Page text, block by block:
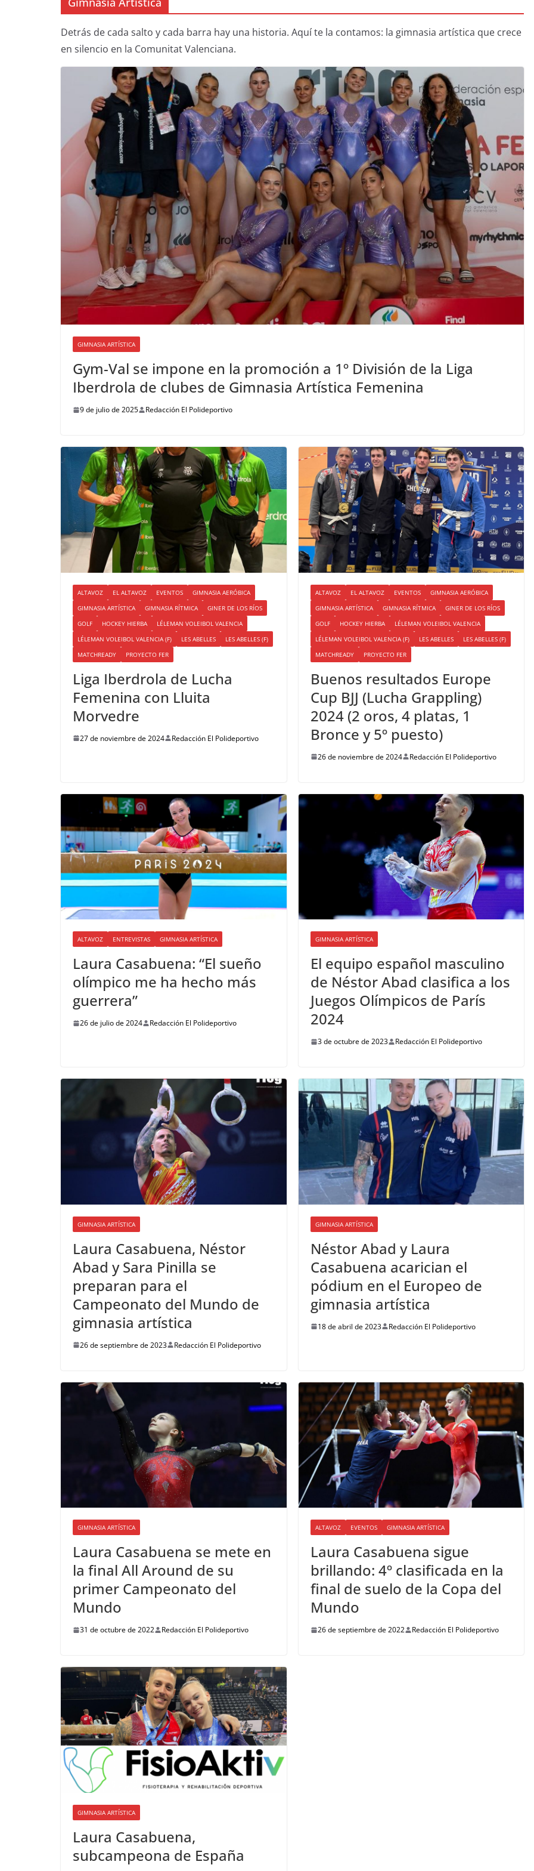
Detrás de cada salto y cada barra hay una historia. Aquí te la contamos: la gimnasia artística que crece
en silencio en la Comunitat Valenciana.
GIMNASIA ARTÍSTICA
Gym-Val se impone en la promoción a 1º División de la Liga
Iberdrola de clubes de Gimnasia Artística Femenina
9 de julio de 2025 Redacción El Polideportivo
ALTAVOZ EL ALTAVOZ EVENTOS
GIMNASIA AERÓBICA
GIMNASIA ARTÍSTICA
GIMNASIA RÍTMICA
GINER DE LOS RÍOS
GOLF
HOCKEY HIERBA
LÉLEMAN VOLEIBOL VALENCIA
LÉLEMAN VOLEIBOL VALENCIA (F)
LES ABELLES
LES ABELLES (F)
MATCHREADY
PROYECTO FER
Liga Iberdrola de Lucha
Femenina con Lluita
Morvedre
27 de noviembre de 2024 Redacción El Polideportivo
ALTAVOZ EL ALTAVOZ EVENTOS
GIMNASIA AERÓBICA
GIMNASIA ARTÍSTICA
GIMNASIA RÍTMICA
GINER DE LOS RÍOS
GOLF
HOCKEY HIERBA
LÉLEMAN VOLEIBOL VALENCIA
LÉLEMAN VOLEIBOL VALENCIA (F)
LES ABELLES
LES ABELLES (F)
MATCHREADY
PROYECTO FER
Buenos resultados Europe
Cup BJJ (Lucha Grappling)
2024 (2 oros, 4 platas, 1
Bronce y 5º puesto)
26 de noviembre de 2024 Redacción El Polideportivo
ALTAVOZ ENTREVISTAS GIMNASIA ARTÍSTICA
Laura Casabuena: “El sueño
olímpico me ha hecho más
guerrera”
26 de julio de 2024 Redacción El Polideportivo
GIMNASIA ARTÍSTICA
El equipo español masculino
de Néstor Abad clasifica a los
Juegos Olímpicos de París
2024
3 de octubre de 2023 Redacción El Polideportivo
GIMNASIA ARTÍSTICA
Laura Casabuena, Néstor
Abad y Sara Pinilla se
preparan para el
Campeonato del Mundo de
gimnasia artística
26 de septiembre de 2023 Redacción El Polideportivo
GIMNASIA ARTÍSTICA
Néstor Abad y Laura
Casabuena acarician el
pódium en el Europeo de
gimnasia artística
18 de abril de 2023 Redacción El Polideportivo
GIMNASIA ARTÍSTICA
Laura Casabuena se mete en
la final All Around de su
primer Campeonato del
Mundo
31 de octubre de 2022 Redacción El Polideportivo
ALTAVOZ EVENTOS GIMNASIA ARTÍSTICA
Laura Casabuena sigue
brillando: 4º clasificada en la
final de suelo de la Copa del
Mundo
26 de septiembre de 2022 Redacción El Polideportivo
GIMNASIA ARTÍSTICA
Laura Casabuena,
subcampeona de España